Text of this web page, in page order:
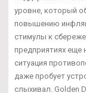
уровне, который
повышению
стимулы к
предприятиях еще
ситуация
даже пробует
слыхивал. Golden